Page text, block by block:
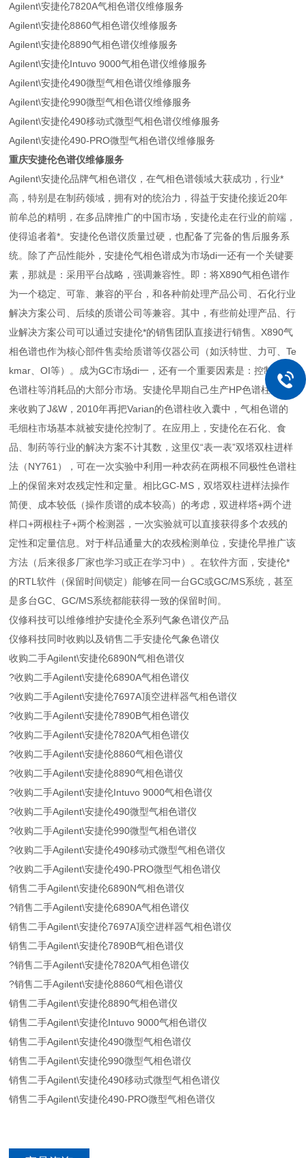
Agilent\安捷伦7820A气相色谱仪维修服务
Agilent\安捷伦8860气相色谱仪维修服务
Agilent\安捷伦8890气相色谱仪维修服务
Agilent\安捷伦Intuvo 9000气相色谱仪维修服务
Agilent\安捷伦490微型气相色谱仪维修服务
Agilent\安捷伦990微型气相色谱仪维修服务
Agilent\安捷伦490移动式微型气相色谱仪维修服务
Agilent\安捷伦490-PRO微型气相色谱仪维修服务
重庆安捷伦色谱仪维修服务
Agilent\安捷伦品牌气相色谱仪，在气相色谱领域大获成功，行业*
高，特别是在制药领域，拥有对的统治力，得益于安捷伦接近20年
前牟总的精明，在多品牌推广的中国市场，安捷伦走在行业的前端，
使得追者着*。安捷伦色谱仪质量过硬，也配备了完备的售后服务系
统。除了产品性能外，安捷伦气相色谱成为市场di一还有一个关键要
素，那就是：采用平台战略，强调兼容性。即：将X890气相色谱作
为一个稳定、可靠、兼容的平台，和各种前处理产品公司、石化行业
解决方案公司、后续的质谱公司等兼容。其中，有些前处理产品、行
业解决方案公司可以通过安捷伦*的销售团队直接进行销售。X890气
相色谱也作为核心部件售卖给质谱等仪器公司（如沃特世、力可、Te
kmar、OI等）。成为GC市场di一，还有一个重要因素是：控制气相
色谱柱等消耗品的大部分市场。安捷伦早期自己生产HP色谱柱，后
来收购了J&W，2010年再把Varian的色谱柱收入囊中，气相色谱的
毛细柱市场基本就被安捷伦控制了。在应用上，安捷伦在石化、食
品、制药等行业的解决方案不计其数，这里仅“表一表”双塔双柱进样
法（NY761），可在一次实验中利用一种农药在两根不同极性色谱柱
上的保留来对农残定性和定量。相比GC-MS，双塔双柱进样法操作
简便、成本较低（操作质谱的成本较高）的考虑，双进样塔+两个进
样口+两根柱子+两个检测器，一次实验就可以直接获得多个农残的
定性和定量信息。对于样品通量大的农残检测单位，安捷伦早推广该
方法（后来很多厂家也学习或正在学习中）。在软件方面，安捷伦*
的RTL软件（保留时间锁定）能够在同一台GC或GC/MS系统，甚至
是多台GC、GC/MS系统都能获得一致的保留时间。
仪修科技可以维修维护安捷伦全系列气象色谱仪产品
仪修科技同时收购以及销售二手安捷伦气象色谱仪
收购二手Agilent\安捷伦6890N气相色谱仪
?收购二手Agilent\安捷伦6890A气相色谱仪
?收购二手Agilent\安捷伦7697A顶空进样器气相色谱仪
?收购二手Agilent\安捷伦7890B气相色谱仪
?收购二手Agilent\安捷伦7820A气相色谱仪
?收购二手Agilent\安捷伦8860气相色谱仪
?收购二手Agilent\安捷伦8890气相色谱仪
?收购二手Agilent\安捷伦Intuvo 9000气相色谱仪
?收购二手Agilent\安捷伦490微型气相色谱仪
?收购二手Agilent\安捷伦990微型气相色谱仪
?收购二手Agilent\安捷伦490移动式微型气相色谱仪
?收购二手Agilent\安捷伦490-PRO微型气相色谱仪
销售二手Agilent\安捷伦6890N气相色谱仪
?销售二手Agilent\安捷伦6890A气相色谱仪
销售二手Agilent\安捷伦7697A顶空进样器气相色谱仪
销售二手Agilent\安捷伦7890B气相色谱仪
?销售二手Agilent\安捷伦7820A气相色谱仪
?销售二手Agilent\安捷伦8860气相色谱仪
销售二手Agilent\安捷伦8890气相色谱仪
销售二手Agilent\安捷伦Intuvo 9000气相色谱仪
销售二手Agilent\安捷伦490微型气相色谱仪
销售二手Agilent\安捷伦990微型气相色谱仪
销售二手Agilent\安捷伦490移动式微型气相色谱仪
销售二手Agilent\安捷伦490-PRO微型气相色谱仪